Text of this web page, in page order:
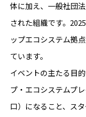
体に加え、一般社団
された組織です。
ップエコシステム拠
ています。
イベントの主たる目
プ・エコシステムプ
口）になること、ス